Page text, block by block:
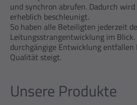
und synchron abrufen. Dadurch
erheblich beschleunigt.
So haben alle Beteiligten jederzeit
Leitungsstrangentwicklung im Blick.
durchgängige Entwicklung entfallen
Qualität steigt.
Unsere Produkte